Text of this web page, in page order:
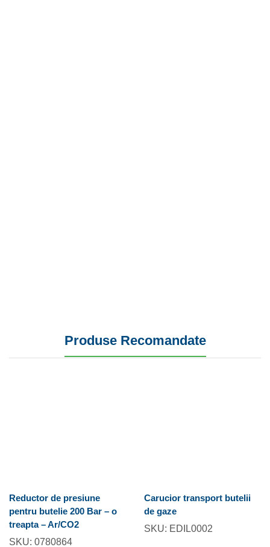
Produse Recomandate
Reductor de presiune
pentru butelie 200 Bar – o
treapta – Ar/CO2
SKU: 0780864
Carucior transport butelii
de gaze
SKU: EDIL0002